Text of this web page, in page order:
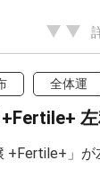
全体運
+Fertile+」が